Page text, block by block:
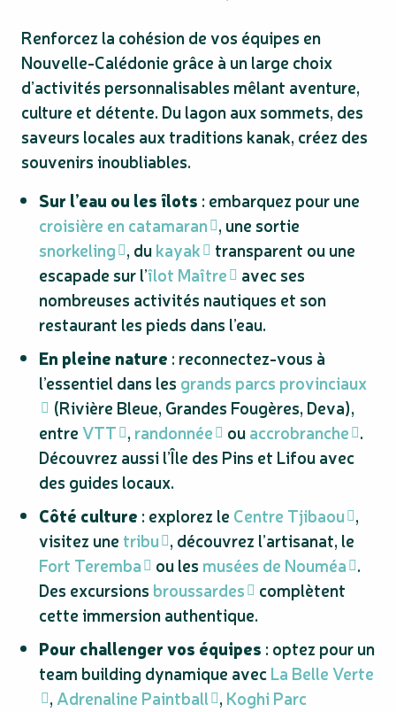
Renforcez la cohésion de vos équipes en
Nouvelle-Calédonie grâce à un large choix
d’activités personnalisables mêlant aventure,
culture et détente. Du lagon aux sommets, des
saveurs locales aux traditions kanak, créez des
souvenirs inoubliables.
Sur l’eau ou les îlots : embarquez pour une
croisière en catamaran , une sortie
snorkeling , dukayak
transparent ou une
escapade sur l’îlot Maître
avec ses
nombreuses activités nautiques et son
restaurant les pieds dans l’eau.
En pleine nature : reconnectez-vous à
l’essentiel dans les grands parcs provinciaux
(Rivière Bleue, Grandes Fougères, Deva),
entreVTT , randonnée ouaccrobranche .
Découvrez aussi l’Île des Pins et Lifou avec
des guides locaux.
Côté culture : explorez le Centre Tjibaou ,
visitez une tribu , découvrez l’artisanat, le
Fort Teremba
ou les musées de Nouméa .
Des excursions broussardes
complètent
cette immersion authentique.
Pour challenger vos équipes : optez pour un
team building dynamique avecLa Belle Verte
, Adrenaline Paintball , Koghi Parc